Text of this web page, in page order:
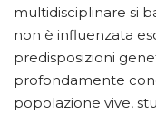
multidisciplinare si
non è influenzata
predisposizioni
profondamente
popolazione vive,